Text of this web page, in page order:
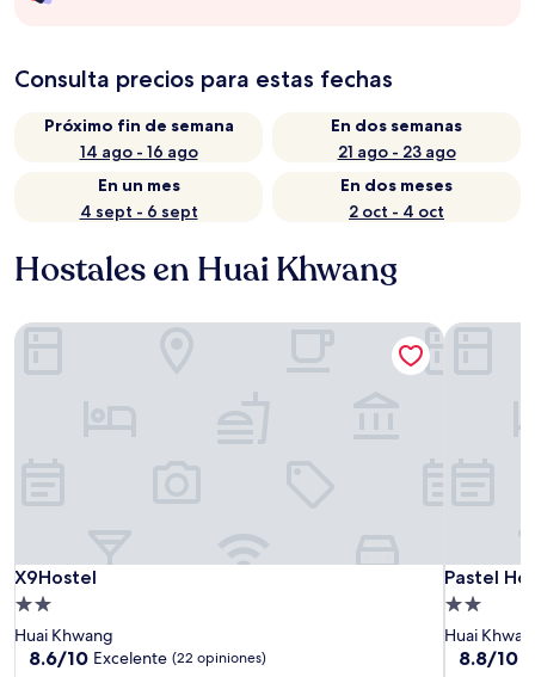
Consulta precios para estas fechas
Próximo fin de semana
14 ago - 16 ago
En dos semanas
21 ago - 23 ago
En un mes
4 sept - 6 sept
En dos meses
2 oct - 4 oct
Hostales en Huai Khwang
X9Hostel
X9Hostel
Propiedad
de
2.0
Huai Khwang
8.6
8.6/10 Excelente (22 opiniones)
X9Hostel
Pastel
Pastel
Propiedad
de
2.0
Huai
8.8
8.8/10
Pastel